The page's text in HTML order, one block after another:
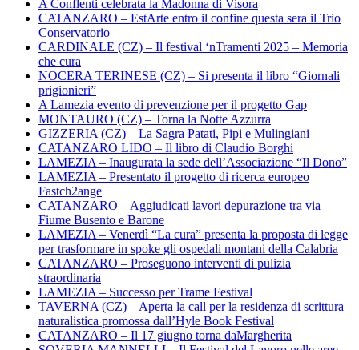
A Conflenti celebrata la Madonna di Visora
CATANZARO – EstArte entro il confine questa sera il Trio
Conservatorio
CARDINALE (CZ) – Il festival ‘nTramenti 2025 – Memoria
che cura
NOCERA TERINESE (CZ) – Si presenta il libro “Giornali
prigionieri”
A Lamezia evento di prevenzione per il progetto Gap
MONTAURO (CZ) – Torna la Notte Azzurra
GIZZERIA (CZ) – La Sagra Patati, Pipi e Mulingiani
CATANZARO LIDO – Il libro di Claudio Borghi
LAMEZIA – Inaugurata la sede dell’Associazione “Il Dono”
LAMEZIA – Presentato il progetto di ricerca europeo
Fastch2ange
CATANZARO – Aggiudicati lavori depurazione tra via
Fiume Busento e Barone
LAMEZIA – Venerdì “La cura” presenta la proposta di legge
per trasformare in spoke gli ospedali montani della Calabria
CATANZARO – Proseguono interventi di pulizia
straordinaria
LAMEZIA – Successo per Trame Festival
TAVERNA (CZ) – Aperta la call per la residenza di scrittura
naturalistica promossa dall’Hyle Book Festival
CATANZARO – Il 17 giugno torna daMargherita